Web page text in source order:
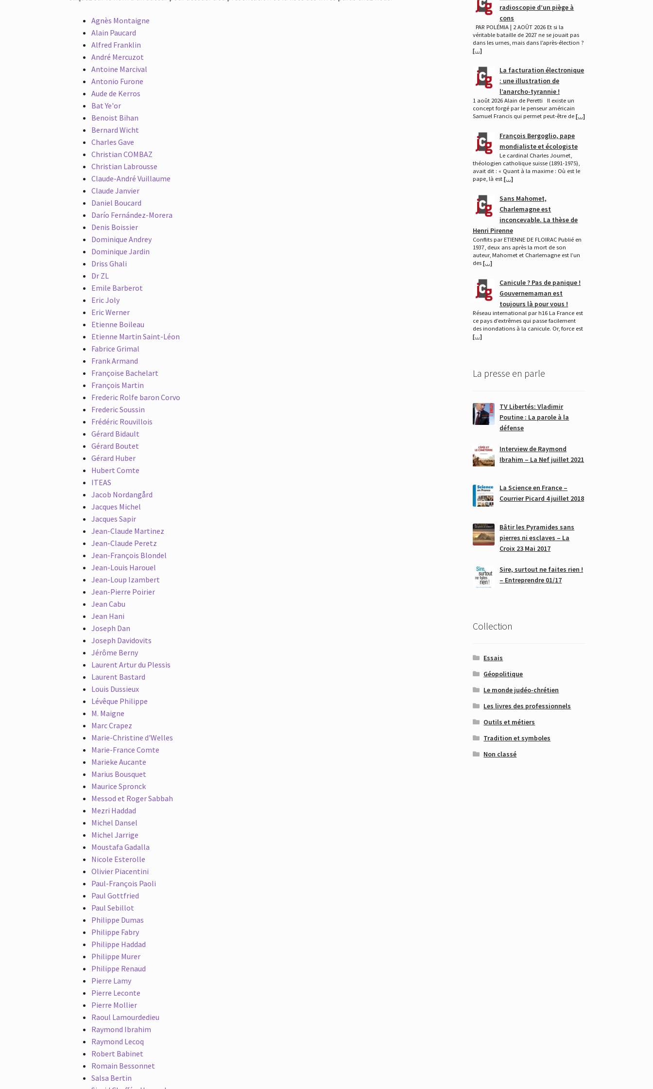
Agnès Montaigne
Alain Paucard
Alfred Franklin
André Mercuzot
Antoine Marcival
Antonio Furone
Aude de Kerros
Bat Ye'or
Benoist Bihan
Bernard Wicht
Charles Gave
Christian COMBAZ
Christian Labrousse
Claude-André Vuillaume
Claude Janvier
Daniel Boucard
Darío Fernández-Morera
Denis Boissier
Dominique Andrey
Dominique Jardin
Driss Ghali
Dr ZL
Emile Barberot
Eric Joly
Eric Werner
Etienne Boileau
Etienne Martin Saint-Léon
Fabrice Grimal
Frank Armand
Françoise Bachelart
François Martin
Frederic Rolfe baron Corvo
Frederic Soussin
Frédéric Rouvillois
Gérard Bidault
Gérard Boutet
Gérard Huber
Hubert Comte
ITEAS
Jacob Nordangård
Jacques Michel
Jacques Sapir
Jean-Claude Martinez
Jean-Claude Peretz
Jean-François Blondel
Jean-Louis Harouel
Jean-Loup Izambert
Jean-Pierre Poirier
Jean Cabu
Jean Hani
Joseph Dan
Joseph Davidovits
Jérôme Berny
Laurent Artur du Plessis
Laurent Bastard
Louis Dussieux
Lévêque Philippe
M. Maigne
Marc Crapez
Marie-Christine d'Welles
Marie-France Comte
Marieke Aucante
Marius Bousquet
Maurice Spronck
Messod et Roger Sabbah
Mezri Haddad
Michel Dansel
Michel Jarrige
Moustafa Gadalla
Nicole Esterolle
Olivier Piacentini
Paul-François Paoli
Paul Gottfried
Paul Sebillot
Philippe Dumas
Philippe Fabry
Philippe Haddad
Philippe Murer
Philippe Renaud
Pierre Lamy
Pierre Leconte
Pierre Mollier
Raoul Lamourdedieu
Raymond Ibrahim
Raymond Lecoq
Robert Babinet
Romain Bessonnet
Salsa Bertin
radioscopie d’un piège à
cons
PAR POLÉMIA | 2 AOÛT 2026 Et si la
véritable bataille de 2027 ne se jouait pas
dans les urnes, mais dans l’après-élection ?
[…]
La facturation électronique
: une illustration de
l’anarcho-tyrannie !
1 août 2026 Alain de Peretti Il existe un
concept forgé par le penseur américain
Samuel Francis qui permet peut-être de […]
François Bergoglio, pape
mondialiste et écologiste
Le cardinal Charles Journet,
théologien catholique suisse (1891-1975),
avait dit : « Quant à la maxime : Où est le
pape, là est […]
Sans Mahomet,
Charlemagne est
inconcevable. La thèse de
Henri Pirenne
Conflits par ETIENNE DE FLOIRAC Publié en
1937, deux ans après la mort de son
auteur, Mahomet et Charlemagne est l’un
des […]
Canicule ? Pas de panique !
Gouvernemaman est
toujours là pour vous !
Réseau international par h16 La France est
ce pays d’extrêmes qui passe facilement
des inondations à la canicule. Or, force est
[…]
La presse en parle
TV Libertés: Vladimir
Poutine : La parole à la
défense
Interview de Raymond
Ibrahim – La Nef juillet 2021
La Science en France –
Courrier Picard 4 juillet 2018
Bâtir les Pyramides sans
pierres ni esclaves – La
Croix 23 Mai 2017
Sire, surtout ne faites rien !
– Entreprendre 01/17
Collection
Essais
Géopolitique
Le monde judéo-chrétien
Les livres des professionnels
Outils et métiers
Tradition et symboles
Non classé